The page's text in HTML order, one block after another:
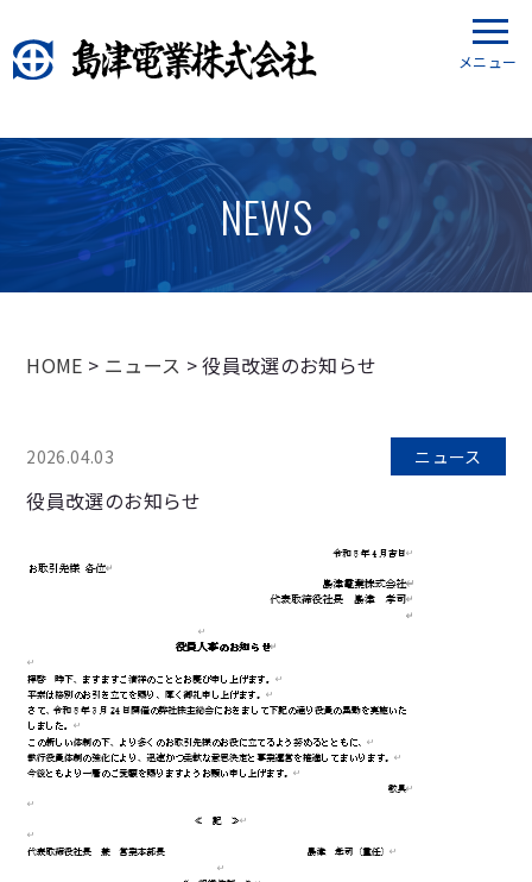
メニュー
NEWS
HOME > ニュース > 役員改選のお知らせ
2026.04.03 ニュース
役員改選のお知らせ